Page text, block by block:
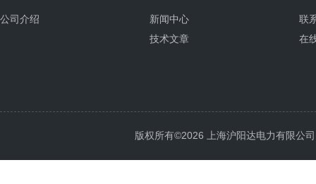
公司介绍
新闻中心
技术文章
联
在
版权所有©2026 上海沪阳达电力有限公